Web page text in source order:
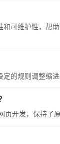
和可维护性，帮
定的规则调整缩
页开发，保持了